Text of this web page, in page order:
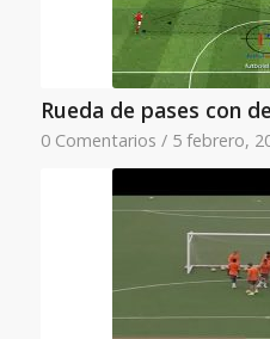
Rueda de pases con
0 Comentarios / 5 febrero,